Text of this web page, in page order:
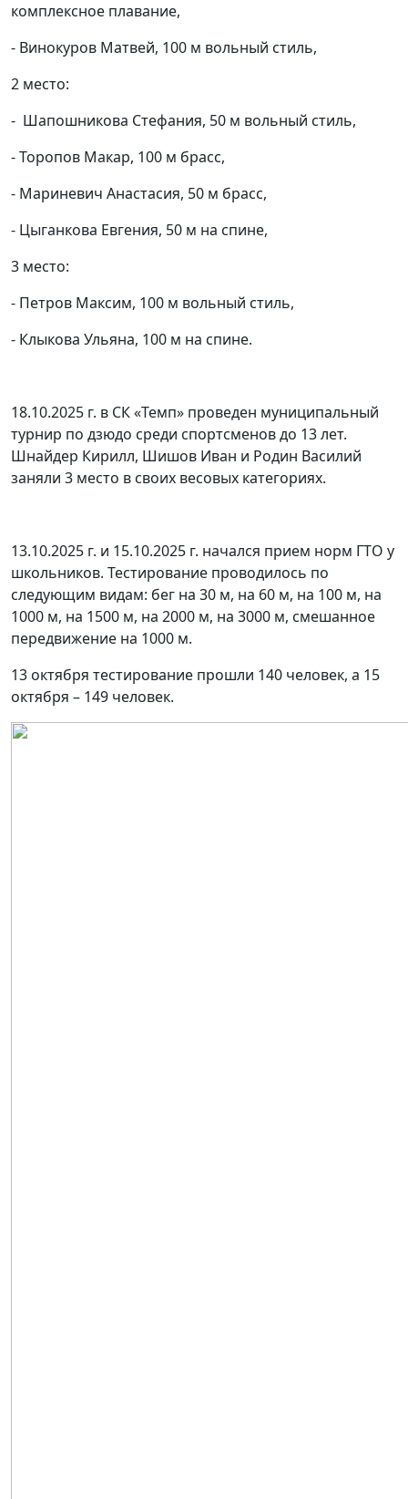
комплексное плавание,
- Винокуров Матвей, 100 м вольный стиль,
2 место:
- Шапошникова Стефания, 50 м вольный стиль,
- Торопов Макар, 100 м брасс,
- Мариневич Анастасия, 50 м брасс,
- Цыганкова Евгения, 50 м на спине,
3 место:
- Петров Максим, 100 м вольный стиль,
- Клыкова Ульяна, 100 м на спине.
18.10.2025 г. в СК «Темп» проведен муниципальный
турнир по дзюдо среди спортсменов до 13 лет.
Шнайдер Кирилл, Шишов Иван и Родин Василий
заняли 3 место в своих весовых категориях.
13.10.2025 г. и 15.10.2025 г. начался прием норм ГТО у
школьников. Тестирование проводилось по
следующим видам: бег на 30 м, на 60 м, на 100 м, на
1000 м, на 1500 м, на 2000 м, на 3000 м, смешанное
передвижение на 1000 м.
13 октября тестирование прошли 140 человек, а 15
октября – 149 человек.